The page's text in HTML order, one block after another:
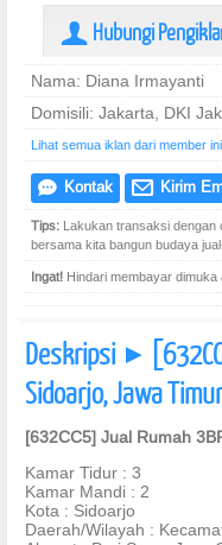
U Hubungi
Nama: Diana Irmayanti
Domisili: Jakarta, DKI
Lihat semua iklan dari member ini
e Kontak @ Kirim
Tips: Lakukan transaksi dengan
bersama kita bangun budaya
Ingat! Hindari membayar
Deskripsi ]
Sidoarjo, Jawa Timur
[632CC5] Jual Rumah
Kamar Tidur : 3
Kamar Mandi : 2
Kota : Sidoarjo
Daerah/Wilayah :